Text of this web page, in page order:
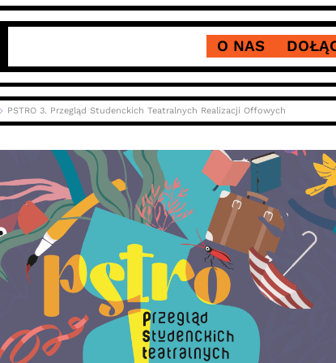
O NAS
PSTRO 3. Przegląd Studenckich Teatralnych Realizacji Offowych